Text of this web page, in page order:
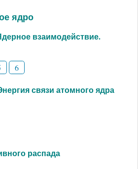
ядро
взаимодействие.
6
связи атомного ядра
распада